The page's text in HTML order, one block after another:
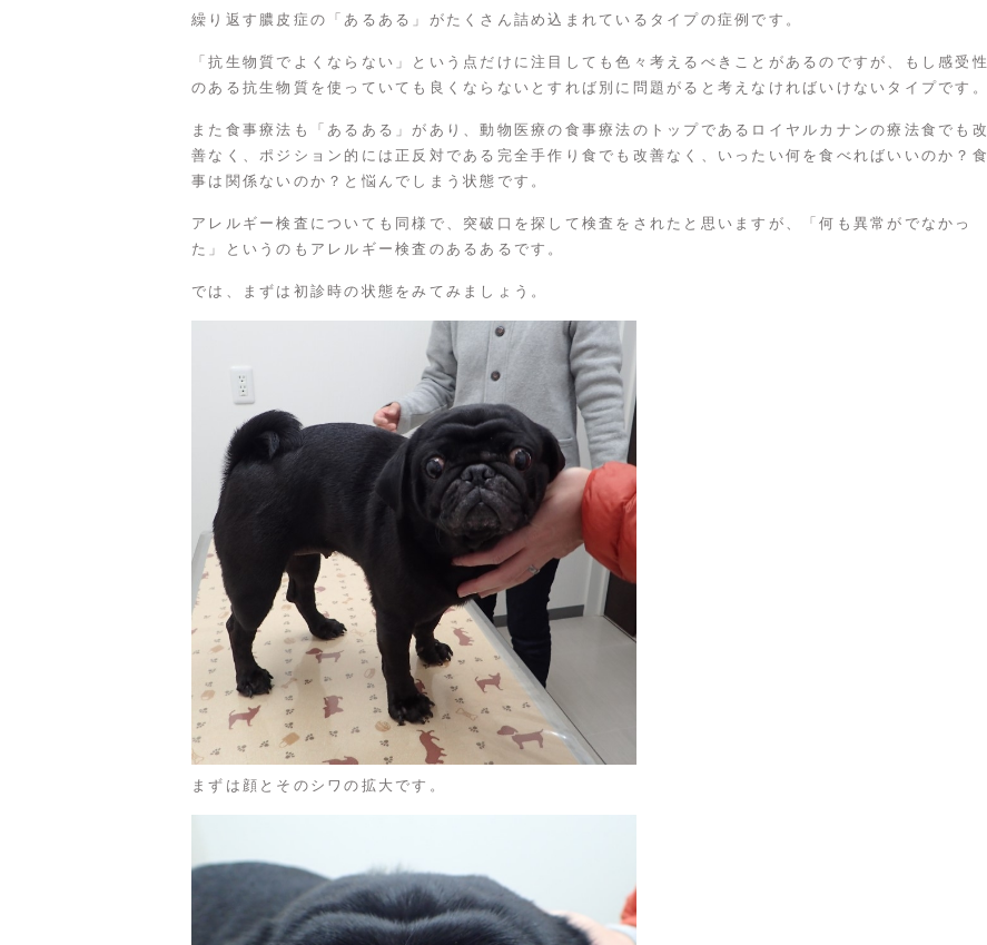
繰り返す膿皮症の「あるある」がたくさん詰め込まれているタイプの症例です。
「抗生物質でよくならない」という点だけに注目しても色々考えるべきことがあるのですが、もし感受性
のある抗生物質を使っていても良くならないとすれば別に問題がると考えなければいけないタイプです。
また食事療法も「あるある」があり、動物医療の食事療法のトップであるロイヤルカナンの療法食でも改
善なく、ポジション的には正反対である完全手作り食でも改善なく、いったい何を食べればいいのか？食
事は関係ないのか？と悩んでしまう状態です。
アレルギー検査についても同様で、突破口を探して検査をされたと思いますが、「何も異常がでなかっ
た」というのもアレルギー検査のあるあるです。
では、まずは初診時の状態をみてみましょう。
まずは顔とそのシワの拡大です。